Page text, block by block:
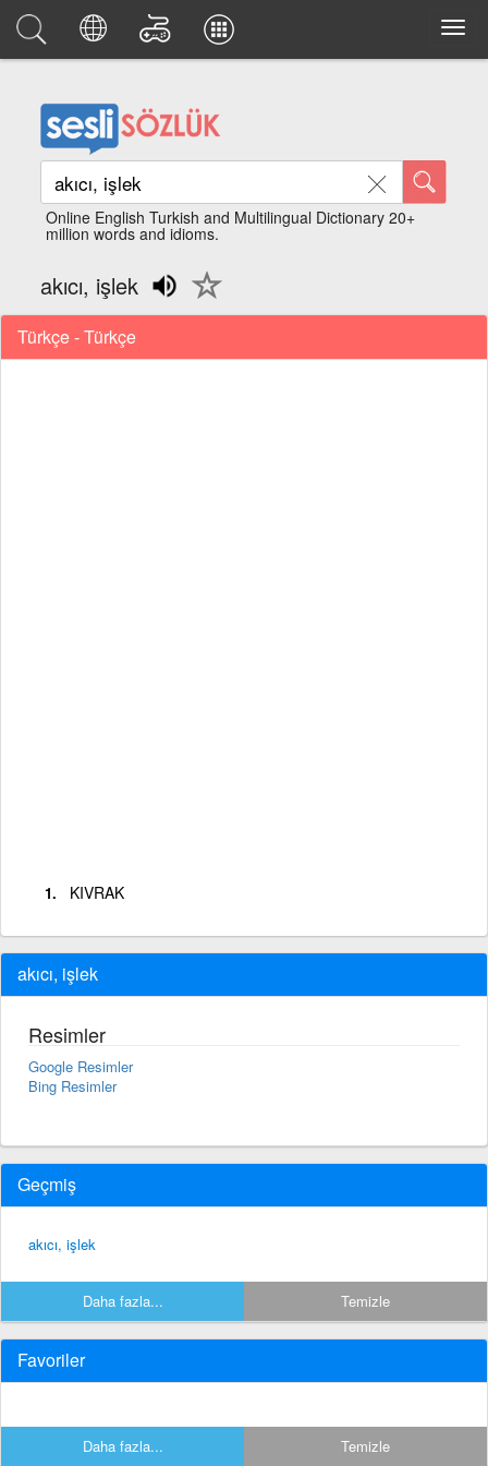
Online English Turkish and Multilingual Dictionary 20+
million words and idioms.
akıcı, işlek
Türkçe - Türkçe
KIVRAK
akıcı, işlek
Resimler
Google Resimler
Bing Resimler
Geçmiş
akıcı, işlek
Daha fazla... Temizle
Favoriler
Daha fazla... Temizle